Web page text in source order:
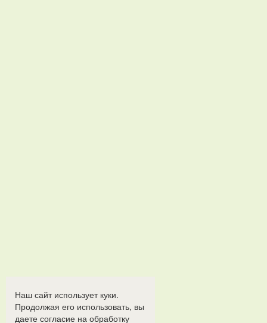
Наш сайт использует куки.
Продолжая его использовать, вы
даете согласие на обработку